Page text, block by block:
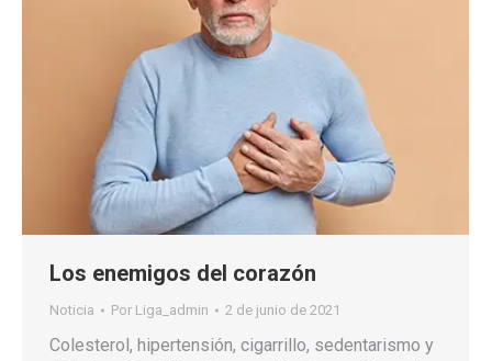
Los enemigos del corazón
Noticia Por Liga_admin 2 de junio de 2021
Colesterol, hipertensión, cigarrillo, sedentarismo y